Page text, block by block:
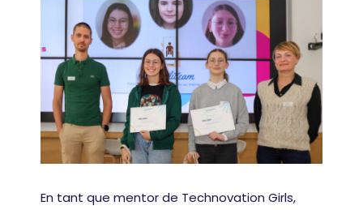
En tant que mentor de Technovation Girls,